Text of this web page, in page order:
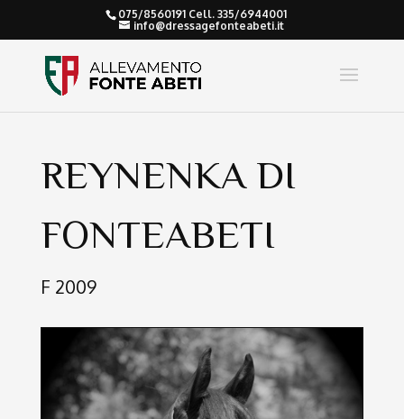
075/8560191 Cell. 335/6944001
info@dressagefonteabeti.it
REYNENKA DI
FONTEABETI
F 2009